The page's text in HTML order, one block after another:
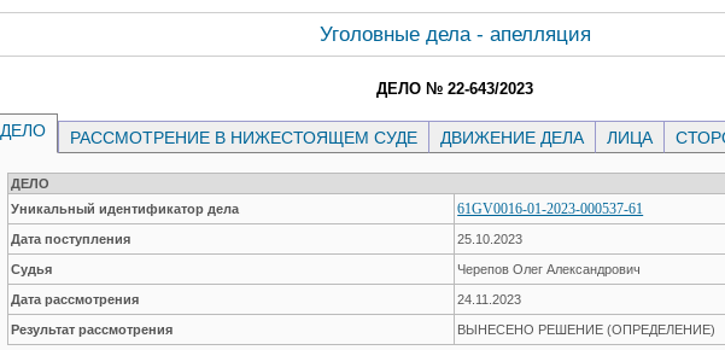
Уголовные дела - апелляция
ДЕЛО № 22-643/2023
ДЕЛО РАССМОТРЕНИЕ В НИЖЕСТОЯЩЕМ СУДЕ ДВИЖЕНИЕ ДЕЛА ЛИЦА
ДЕЛО
Уникальный идентификатор дела
61GV0016-01-2023-000537-61
Дата поступления 25.10.2023
Судья Черепов Олег Александрович
Дата рассмотрения 24.11.2023
Результат рассмотрения ВЫНЕСЕНО РЕШЕНИЕ (ОПРЕДЕЛЕНИЕ)